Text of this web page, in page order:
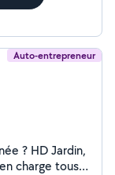
Auto-entrepreneur
? HD Jardin,
charge tous